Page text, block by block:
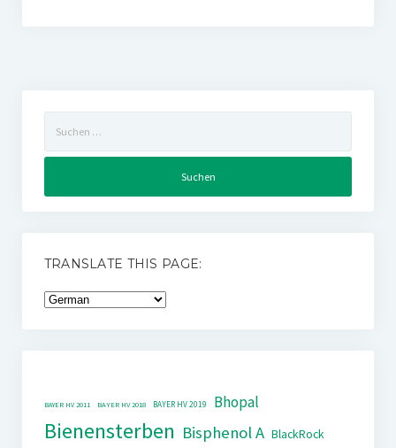
nach:
TRANSLATE THIS PAGE:
BAYER HV 2011 BAYER HV 2018 BAYER HV 2019 Bhopal
Bienensterben Bisphenol A BlackRock